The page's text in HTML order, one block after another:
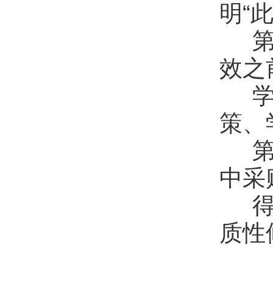
明“
效之
策、
中采
质